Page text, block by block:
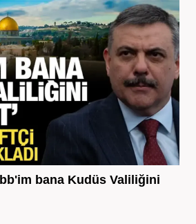
bana Kudüs Valiliğini